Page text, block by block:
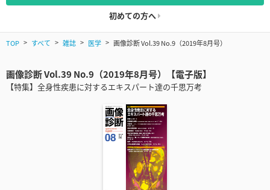
初めての方へ
TOP すべて 雑誌 医学 画像診断 Vol.39 No.9（2019年8月号）
画像診断 Vol.39 No.9（2019年8月号）【電子版】
【特集】全身性疾患に対するエキスパート達の千思万考